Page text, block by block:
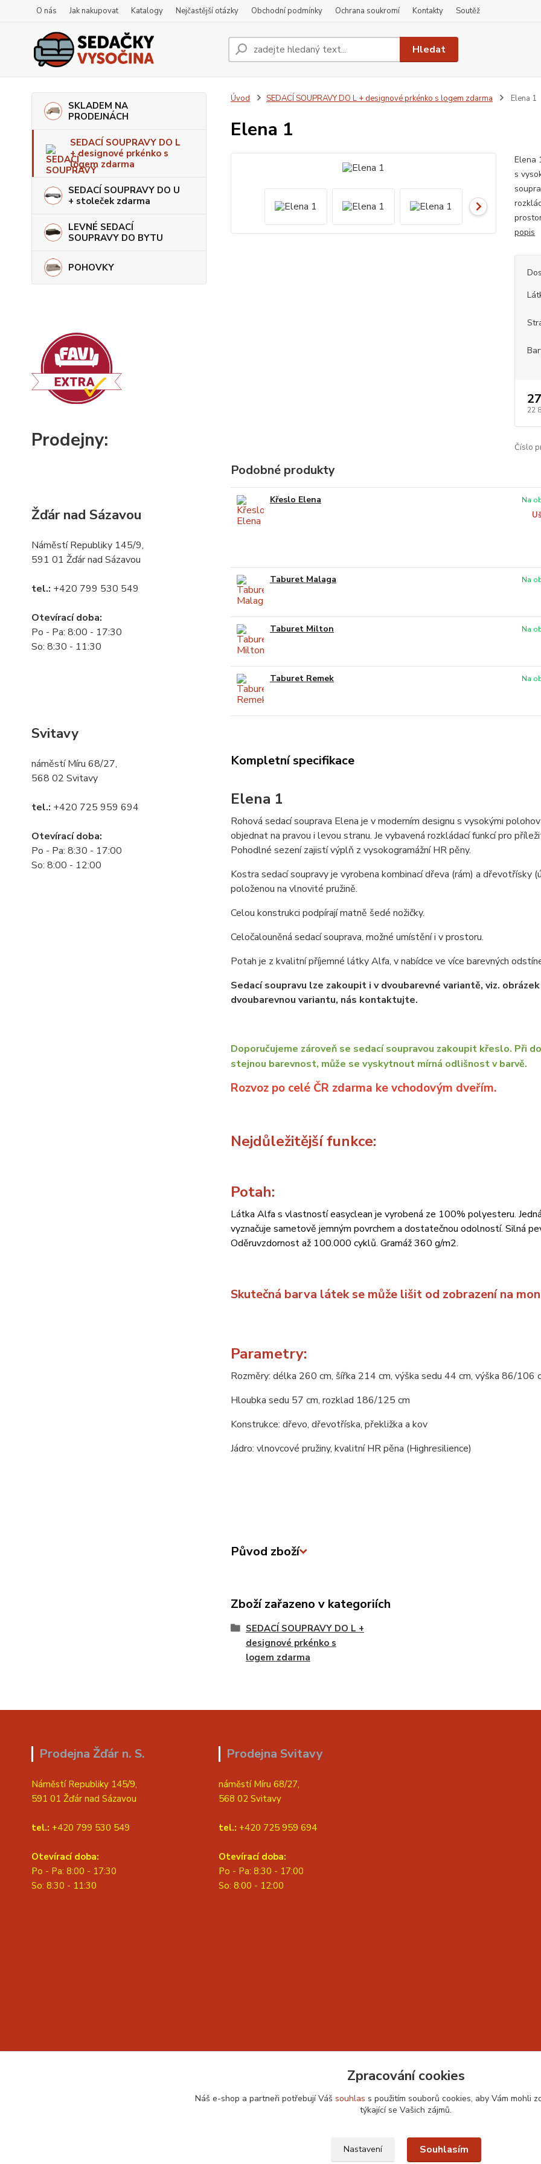
O nás Jak nakupovat Katalogy Nejčastější otázky Obchodní podmínky Ochrana soukromí Kontakty Soutěž
Hledat
SKLADEM NA
PRODEJNÁCH
SEDACÍ SOUPRAVY DO L
+ designové prkénko s
logem zdarma
SEDACÍ SOUPRAVY DO U
+ stoleček zdarma
LEVNÉ SEDACÍ
SOUPRAVY DO BYTU
POHOVKY
Prodejny:
Žďár nad Sázavou
Náměstí Republiky 145/9,
591 01 Žďár nad Sázavou
tel.: +420 799 530 549
Otevírací doba:
Po - Pa: 8:00 - 17:30
So: 8:30 - 11:30
Svitavy
náměstí Míru 68/27,
568 02 Svitavy
tel.: +420 725 959 694
Otevírací doba:
Po - Pa: 8:30 - 17:00
So: 8:00 - 12:00
Úvod SEDACÍ SOUPRAVY DO L + designové prkénko s logem zdarma Elena 1
Elena 1
Elena
s
popis
22
Číslo
Podobné produkty
Křeslo Elena Na
Taburet Malaga Na
Taburet Milton Na
Taburet Remek Na
Kompletní specifikace
Elena 1
Rohová sedací souprava Elena je v moderním designu s vysokými
objednat na pravou i levou stranu. Je vybavená rozkládací funkcí pro
Pohodlné sezení zajistí výplň z vysokogramážní HR pěny.
Kostra sedací soupravy je vyrobena kombinací dřeva (rám) a dřevotřísky
položenou na vlnovité pružině.
Celou konstrukci podpírají matně šedé nožičky.
Celočalouněná sedací souprava, možné umístění i v prostoru.
Potah je z kvalitní příjemné látky Alfa, v nabídce ve více barevných
Sedací soupravu lze zakoupit i v dvoubarevné variantě, viz.
dvoubarevnou variantu, nás kontaktujte.
Doporučujeme zároveň se sedací soupravou zakoupit křeslo. Při
stejnou barevnost, může se vyskytnout mírná odlišnost v barvě.
Rozvoz po celé ČR zdarma ke vchodovým dveřím.
Nejdůležitější funkce:
Potah:
Látka Alfa s vlastností easyclean je vyrobená ze 100% polyesteru.
vyznačuje sametově jemným povrchem a dostatečnou odolností. Silná
Oděruvzdornost až 100.000 cyklů. Gramáž 360 g/m2.
Skutečná barva látek se může lišit od zobrazení na
Parametry:
Rozměry: délka 260 cm, šířka 214 cm, výška sedu 44 cm, výška 86/106
Hloubka sedu 57 cm, rozklad 186/125 cm
Konstrukce: dřevo, dřevotříska, překližka a kov
Jádro: vlnovcové pružiny, kvalitní HR pěna (Highresilience)
Původ zboží
Zboží zařazeno v kategoriích
SEDACÍ SOUPRAVY DO L +
designové prkénko s
logem zdarma
Prodejna Žďár n. S.
Náměstí Republiky 145/9,
591 01 Žďár nad Sázavou
tel.: +420 799 530 549
Otevírací doba:
Po - Pa: 8:00 - 17:30
So: 8:30 - 11:30
Prodejna Svitavy
náměstí Míru 68/27,
568 02 Svitavy
tel.: +420 725 959 694
Otevírací doba:
Po - Pa: 8:30 - 17:00
So: 8:00 - 12:00
Zpracování cookies
Náš e-shop a partneři potřebují Váš souhlas s použitím souborů cookies, aby Vám mohli
týkající se Vašich zájmů.
Nastavení Souhlasím